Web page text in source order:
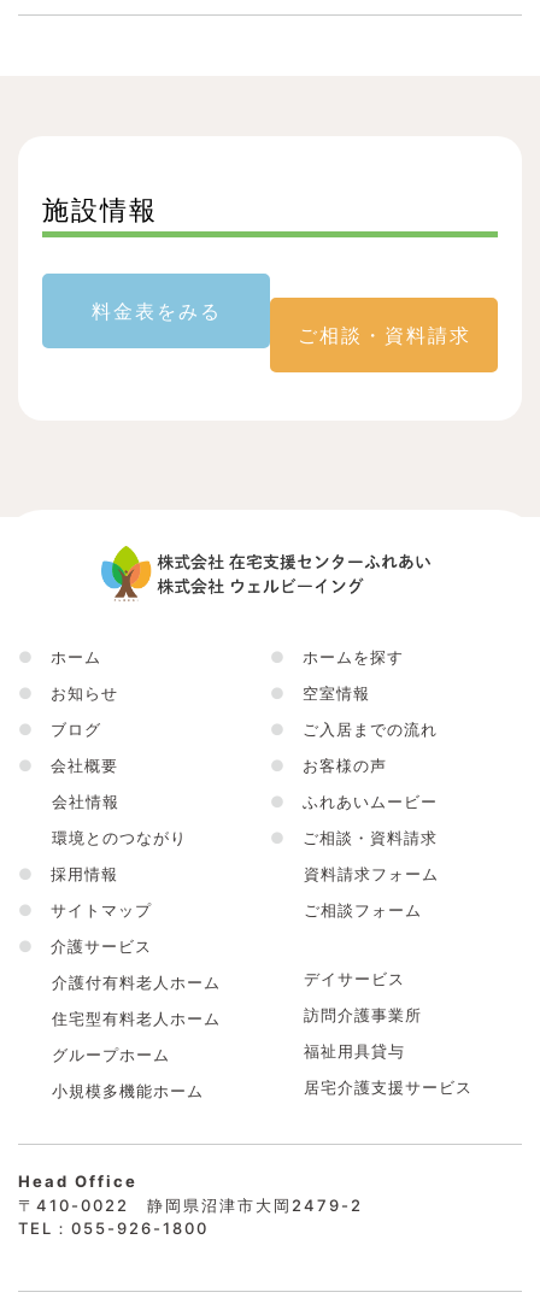
施設情報
料金表をみる
ご相談・資料請求
●
ホーム
●
お知らせ
●
ブログ
●
会社概要
会社情報
環境とのつながり
●
採用情報
●
サイトマップ
●
介護サービス
介護付有料老人ホーム
住宅型有料老人ホーム
グループホーム
小規模多機能ホーム
●
ホームを探す
●
空室情報
●
ご入居までの流れ
●
お客様の声
●
ふれあいムービー
●
ご相談・資料請求
資料請求フォーム
ご相談フォーム
デイサービス
訪問介護事業所
福祉用具貸与
居宅介護支援サービス
Head Office
〒410-0022 静岡県沼津市大岡2479-2
TEL：055-926-1800